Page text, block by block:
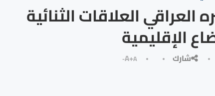
العلاقات الثنائية
الإقليمية
شارك A+A-